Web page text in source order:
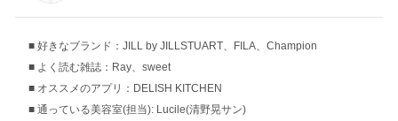
好きなブランド：JILL by JILLSTUART、FILA、Champion
よく読む雑誌：Ray、sweet
オススメのアプリ：DELISH KITCHEN
通っている美容室(担当): Lucile(清野晃サン)